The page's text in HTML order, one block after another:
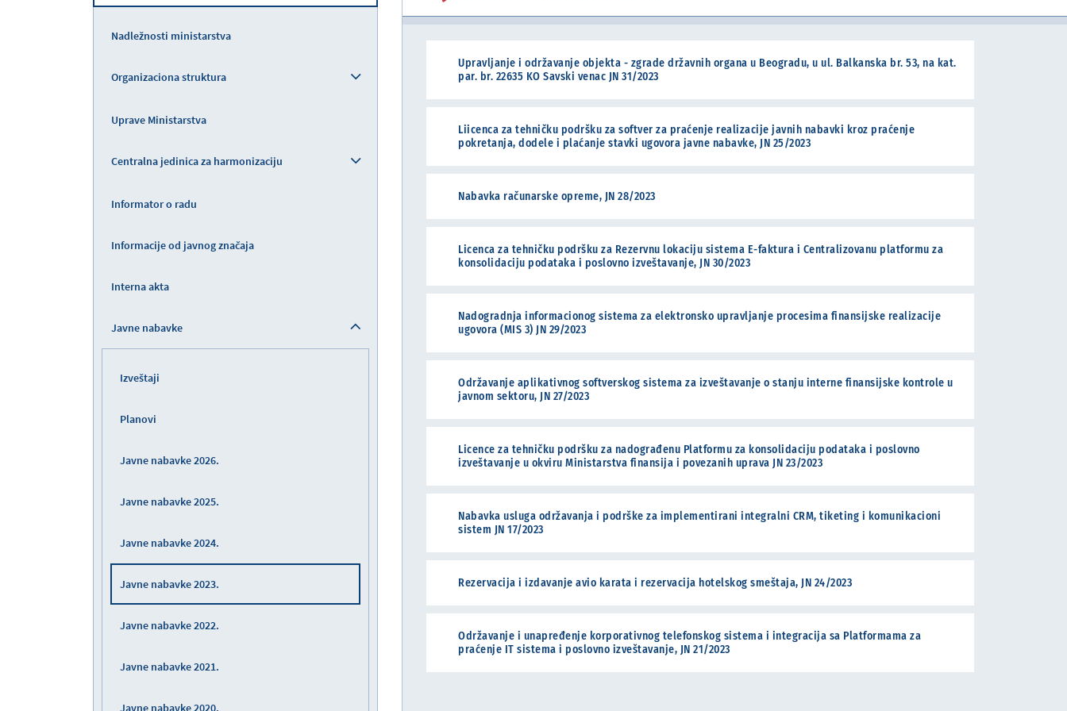
Nadležnosti ministarstva
Organizaciona struktura
Uprave Ministarstva
Centralna jedinica za harmonizaciju
Informator o radu
Informacije od javnog značaja
Interna akta
Javne nabavke
Izveštaji
Planovi
Javne nabavke 2026.
Javne nabavke 2025.
Javne nabavke 2024.
Javne nabavke 2023.
Javne nabavke 2022.
Javne nabavke 2021.
Javne nabavke 2020.
Upravljanje i održavanje objekta - zgrade državnih organa u Beogradu, u ul. Balkanska br. 53, na kat.
par. br. 22635 KO Savski venac JN 31/2023
Liicenca za tehničku podršku za softver za praćenje realizacije javnih nabavki kroz praćenje
pokretanja, dodele i plaćanje stavki ugovora javne nabavke, JN 25/2023
Nabavka računarske opreme, JN 28/2023
Licenca za tehničku podršku za Rezervnu lokaciju sistema E-faktura i Centralizovanu platformu za
konsolidaciju podataka i poslovno izveštavanje, JN 30/2023
Nadogradnja informacionog sistema za elektronsko upravljanje procesima finansijske realizacije
ugovora (MIS 3) JN 29/2023
Održavanje aplikativnog softverskog sistema za izveštavanje o stanju interne finansijske kontrole u
javnom sektoru, JN 27/2023
Licence za tehničku podršku za nadograđenu Platformu za konsolidaciju podataka i poslovno
izveštavanje u okviru Ministarstva finansija i povezanih uprava JN 23/2023
Nabavka usluga održavanja i podrške za implementirani integralni CRM, tiketing i komunikacioni
sistem JN 17/2023
Rezervacija i izdavanje avio karata i rezervacija hotelskog smeštaja, JN 24/2023
Održavanje i unapređenje korporativnog telefonskog sistema i integracija sa Platformama za
praćenje IT sistema i poslovno izveštavanje, JN 21/2023